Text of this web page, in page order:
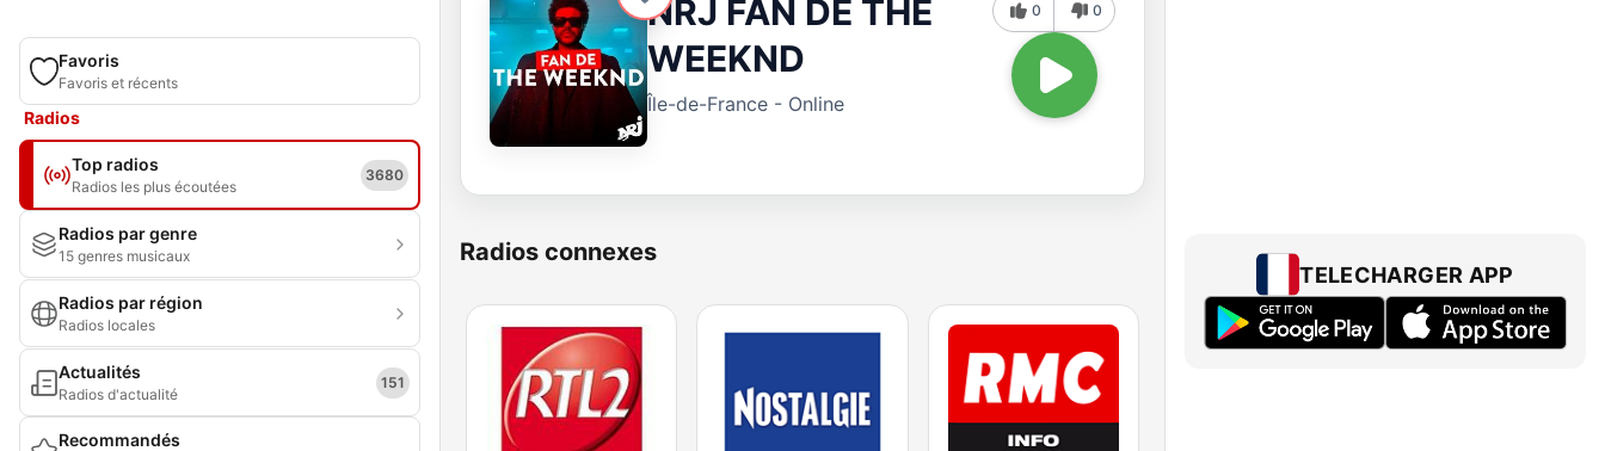
Favoris
Favoris et récents
Radios
Top radios
Radios les plus écoutées
3680
Radios par genre
15 genres musicaux
Radios par région
Radios locales
Actualités
Radios d'actualité
151
Recommandés
NRJ FAN DE THE
WEEKND
Île-de-France - Online
0 0
Radios connexes
TELECHARGER APP